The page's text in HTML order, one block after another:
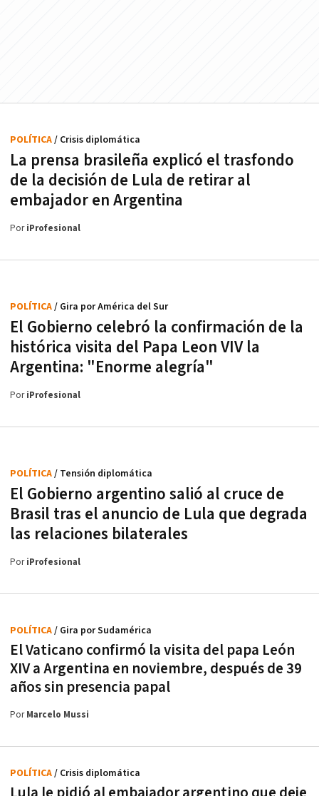
La prensa brasileña explicó el trasfondo
de la decisión de Lula de retirar al
embajador en Argentina
POLÍTICA/ Crisis diplomática
PoriProfesional
El Gobierno celebró la confirmación de la
histórica visita del Papa Leon VIV la
Argentina: "Enorme alegría"
POLÍTICA/ Gira por América del Sur
PoriProfesional
El Gobierno argentino salió al cruce de
Brasil tras el anuncio de Lula que degrada
las relaciones bilaterales
POLÍTICA/ Tensión diplomática
PoriProfesional
El Vaticano confirmó la visita del papa León
XIV a Argentina en noviembre, después de 39
años sin presencia papal
POLÍTICA/ Gira por Sudamérica
PorMarcelo Mussi
POLÍTICA/ Crisis diplomática